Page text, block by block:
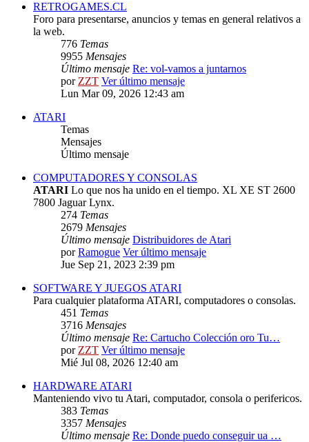
RETROGAMES.CL
Foro para presentarse, anuncios y temas en general relativos a
la web.
776 Temas
9955 Mensajes
Último mensaje Re: vol-vamos a juntarnos
porZZT Ver último mensaje
Lun Mar 09, 2026 12:43 am
ATARI
Temas
Mensajes
Último mensaje
COMPUTADORES Y CONSOLAS
ATARI Lo que nos ha unido en el tiempo. XL XE ST 2600
7800 Jaguar Lynx.
274 Temas
2679 Mensajes
Último mensaje Distribuidores de Atari
porRamogue Ver último mensaje
Jue Sep 21, 2023 2:39 pm
SOFTWARE Y JUEGOS ATARI
Para cualquier plataforma ATARI, computadores o consolas.
451 Temas
3716 Mensajes
Último mensaje Re: Cartucho Colección oro Tu…
porZZT Ver último mensaje
Mié Jul 08, 2026 12:40 am
HARDWARE ATARI
Manteniendo vivo tu Atari, computador, consola o perifericos.
383 Temas
3357 Mensajes
Último mensaje Re: Donde puedo conseguir ua …